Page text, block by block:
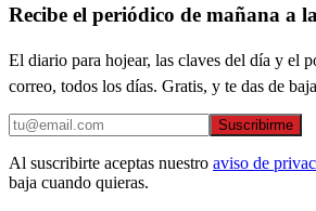
Recibe el periódico de mañana a
El diario para hojear, las claves del día y el
correo, todos los días. Gratis, y te das de
Suscribirme
Al suscribirte aceptas nuestro aviso de
baja cuando quieras.